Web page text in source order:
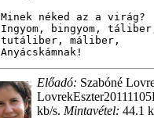
Minek néked az a virág?
Ingyom, bingyom,
tutáliber, máliber,
Anyácskámnak!
Előadó: Szabóné
kb/s. Mintavétel: 44.1